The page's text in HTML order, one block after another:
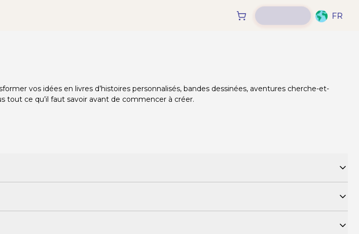
FR
vos idées en livres d’histoires personnalisés, bandes dessinées, aventures cherche-et-
tout ce qu’il faut savoir avant de commencer à créer.
idéaux pour les histoires d’enfants, les cadeaux personnalisés et les séries d’albums
pour les romans, mémoires, biographies et contenus éducatifs.